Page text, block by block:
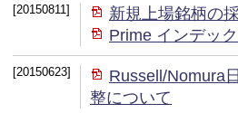
[20150811]
新規上場銘柄の
Prime インデッ
[20150623]
Russell/Nomura
整について